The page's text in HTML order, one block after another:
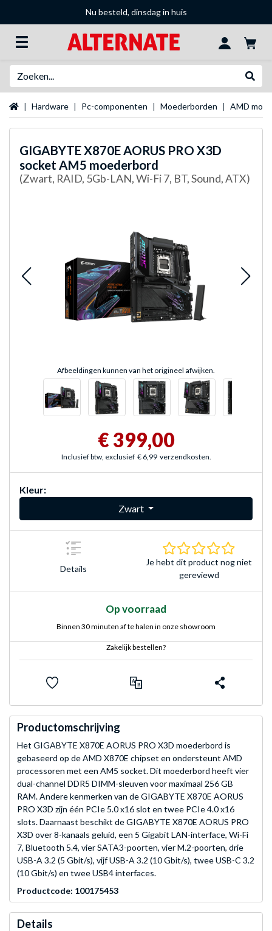
Nu besteld, dinsdag in huis
Startpagina
Hardware Pc-componenten Moederborden AMD
GIGABYTEX870E AORUS PRO X3D
socket AM5 moederbord
(Zwart, RAID, 5Gb-LAN, Wi-Fi 7, BT, Sound, ATX)
Afbeeldingen kunnen van het origineel afwijken.
€ 399,00
Inclusief btw, exclusief € 6,99 verzendkosten.
Kleur:
Zwart
Details
Je hebt dit product nog niet
gereviewd
Op voorraad
Binnen 30 minuten af te halen in onze showroom
Zakelijk bestellen?
Productomschrijving
Het GIGABYTE X870E AORUS PRO X3D moederbord is
gebaseerd op de AMD X870E chipset en ondersteunt AMD
processoren met een AM5 socket. Dit moederbord heeft vier
dual-channel DDR5 DIMM-sleuven voor maximaal 256 GB
RAM. Andere kenmerken van de GIGABYTE X870E AORUS
PRO X3D zijn één PCIe 5.0 x16 slot en twee PCIe 4.0 x16
slots. Daarnaast beschikt de GIGABYTE X870E AORUS PRO
X3D over 8-kanaals geluid, een 5 Gigabit LAN-interface, Wi-Fi
7, Bluetooth 5.4, vier SATA3-poorten, vier M.2-poorten, drie
USB-A 3.2 (5 Gbit/s), vijf USB-A 3.2 (10 Gbit/s), twee USB-C 3.2
(10 Gbit/s) en twee USB4 interfaces.
Productcode: 100175453
Details